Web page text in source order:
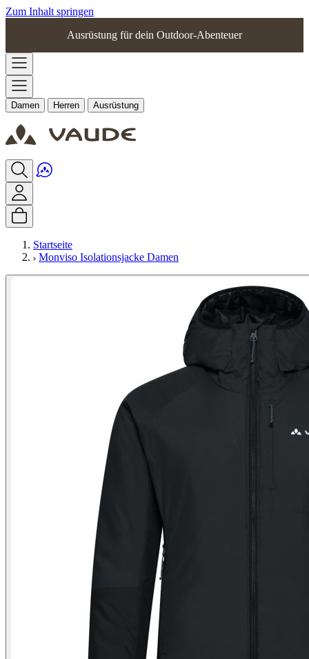
Zum Inhalt springen
Ausrüstung für dein Outdoor-Abenteuer
Damen Herren Ausrüstung
Startseite
Monviso Isolationsjacke Damen